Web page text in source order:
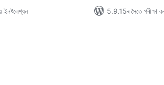
5.9.15ৰ সৈতে পৰীক্ষা